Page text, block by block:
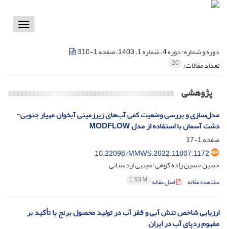
Toggle
دوره و شماره:دوره 4، شماره 1، 1403، صفحه 1-310
تعداد مقالات: 20
پژوهشی
مدل‌سازی و بررسی وضعیت کمی آب‌های زیرزمینی آبخوان مهیار جنوبی-
دشت آسمان با استفاده از مدل MODFLOW
صفحه1-17
10.22098/MMWS.2022.11807.1172
حسین حسین زاده کوهی؛ مجتبی اردستانی
مشاهده مقاله اصل مقاله 1.93 M
ارزیابی شاخص تنش آبی و فقر آب در تولید محصول برنج با تأکید بر
مفهوم ردپای آب در ایران